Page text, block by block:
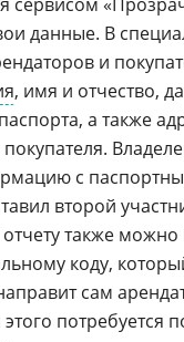
данные. В
и
, имя и отчество,
а также
с
второй
также
коду,
сам
потребуется